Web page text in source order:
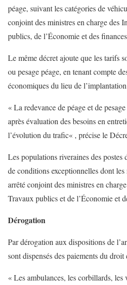
péage, suivant les catégories de
conjoint des ministres en charge des
publics, de l’Économie et des
Le même décret ajoute que les tarifs
ou pesage péage, en tenant compte
économiques du lieu de
« La redevance de péage et de
après évaluation des besoins en
l’évolution du trafic« , précise le
Les populations riveraines des postes
de conditions exceptionnelles dont
arrêté conjoint des ministres en
Travaux publics et de l’Économie et
Dérogation
Par dérogation aux dispositions de
sont dispensés des paiements du droit
« Les ambulances, les corbillards, les